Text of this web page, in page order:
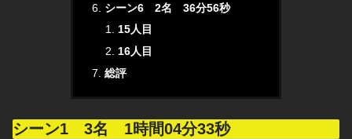
シーン6 2名 36分56秒
15人目
16人目
総評
シーン1 3名 1時間04分33秒